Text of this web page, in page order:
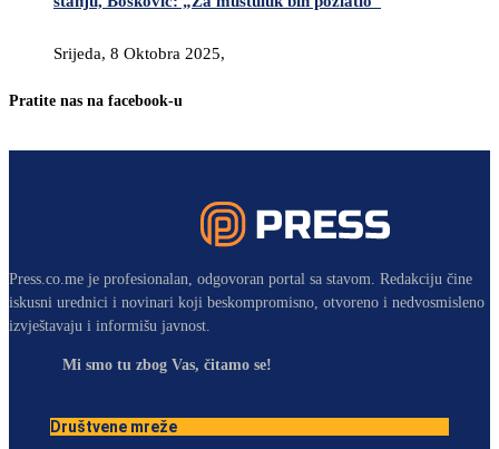
Srijeda, 8 Oktobra 2025,
Pratite nas na facebook-u
Press.co.me je profesionalan, odgovoran portal sa stavom. Redakciju čine
iskusni urednici i novinari koji beskompromisno, otvoreno i nedvosmisleno
izvještavaju i informišu javnost.
Mi smo tu zbog Vas, čitamo se!
Društvene mreže